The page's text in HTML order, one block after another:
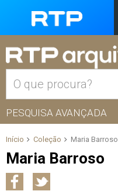
PESQUISA AVANÇADA
Início Coleção Maria Barroso
Maria Barroso